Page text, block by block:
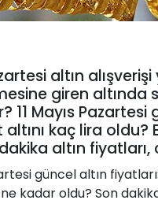
altın
giren
11 Mayıs
kaç lira oldu?
altın
güncel altın
kadar oldu? Son